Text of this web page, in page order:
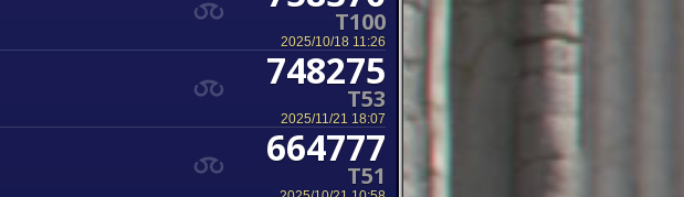
T100
2025/10/18 11:26
748275
T53
2025/11/21 18:07
664777
T51